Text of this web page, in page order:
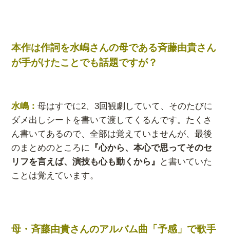
本作は作詞を水嶋さんの母である斉藤由貴さん
が手がけたことでも話題ですが？
水嶋：母はすでに2、3回観劇していて、そのたびに
ダメ出しシートを書いて渡してくるんです。たくさ
ん書いてあるので、全部は覚えていませんが、最後
のまとめのところに 『心から、本心で思ってそのセ
リフを言えば、演技も心も動くから』 と書いていた
ことは覚えています。
母・斉藤由貴さんのアルバム曲「予感」で歌手